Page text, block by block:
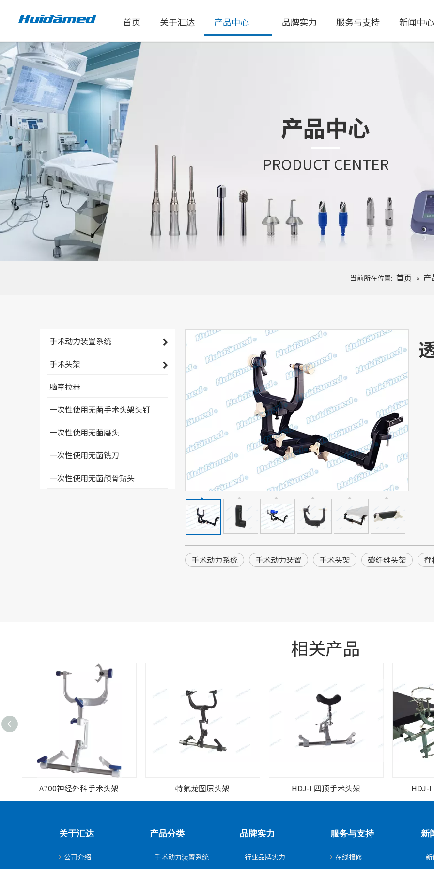
首页 关于汇达 产品中心 品牌实力 服务与支持 新闻中心
产品中心
PRODUCT CENTER
当前所在位置: 首页 » 产
手术动力装置系统
手术头架
脑牵拉器
一次性使用无菌手术头架头钉
一次性使用无菌磨头
一次性使用无菌铣刀
一次性使用无菌颅骨钻头
手术动力系统 手术动力装置 手术头架 碳纤维头架 脊
相关产品
A700神经外科手术头架 特氟龙图层头架 HDJ-I 四顶手术头架 HDJ-I
关于汇达
公司介绍
产品分类
手术动力装置系统
品牌实力
行业品牌实力
服务与支持
在线报修
新